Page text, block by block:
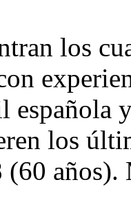
los
española
los
años).